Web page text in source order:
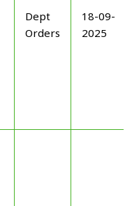
Dept
Orders
18-09-
2025